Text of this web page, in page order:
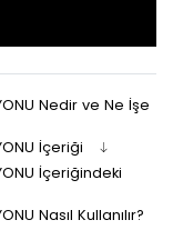
Nedir ve Ne İşe
İçeriği
İçeriğindeki
Nasıl Kullanılır?